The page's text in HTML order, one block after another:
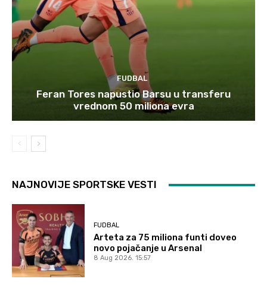
FUDBAL
Feran Tores napustio Barsu u transferu
vrednom 50 miliona evra
NAJNOVIJE SPORTSKE VESTI
FUDBAL
Arteta za 75 miliona funti doveo
novo pojačanje u Arsenal
8 Aug 2026. 15:57